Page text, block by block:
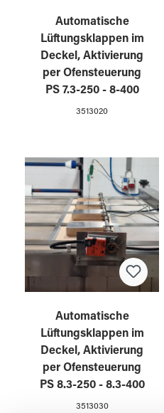
Automatische
Lüftungsklappen im
Deckel, Aktivierung
per Ofensteuerung
PS 7.3-250 - 8-400
3513020
Automatische
Lüftungsklappen im
Deckel, Aktivierung
per Ofensteuerung
PS 8.3-250 - 8.3-400
3513030